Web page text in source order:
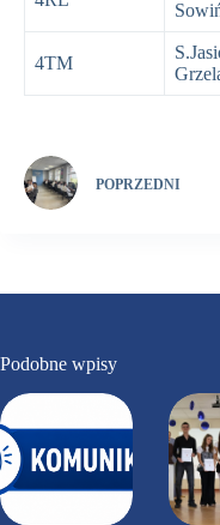
4TM
POPRZEDNI
Podobne wpisy